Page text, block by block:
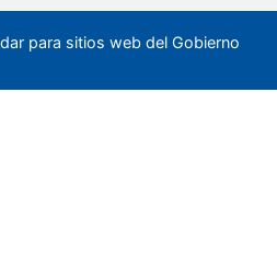
para sitios web del Gobierno